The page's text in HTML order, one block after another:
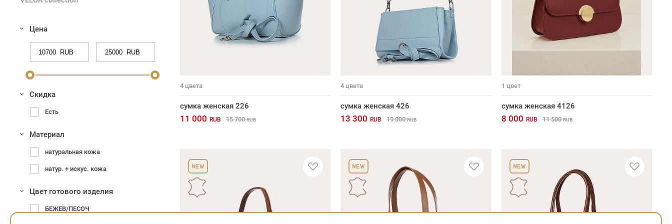
Цена
Скидка
Есть
Материал
натуральная кожа
натур. + искус. кожа
Цвет готового изделия
БЕЖЕВ/ПЕСОЧ
4 цвета
сумка женская 226
11 000 RUB 15 700 RUB
4 цвета
сумка женская 426
13 300 RUB 19 000 RUB
1 цвет
сумка женская 4126
8 000 RUB 11 500 RUB